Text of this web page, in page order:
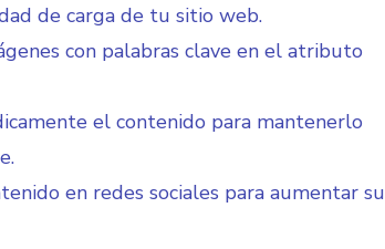
de carga de tu sitio web.
con palabras clave en el atributo
el contenido para mantenerlo
en redes sociales para aumentar su